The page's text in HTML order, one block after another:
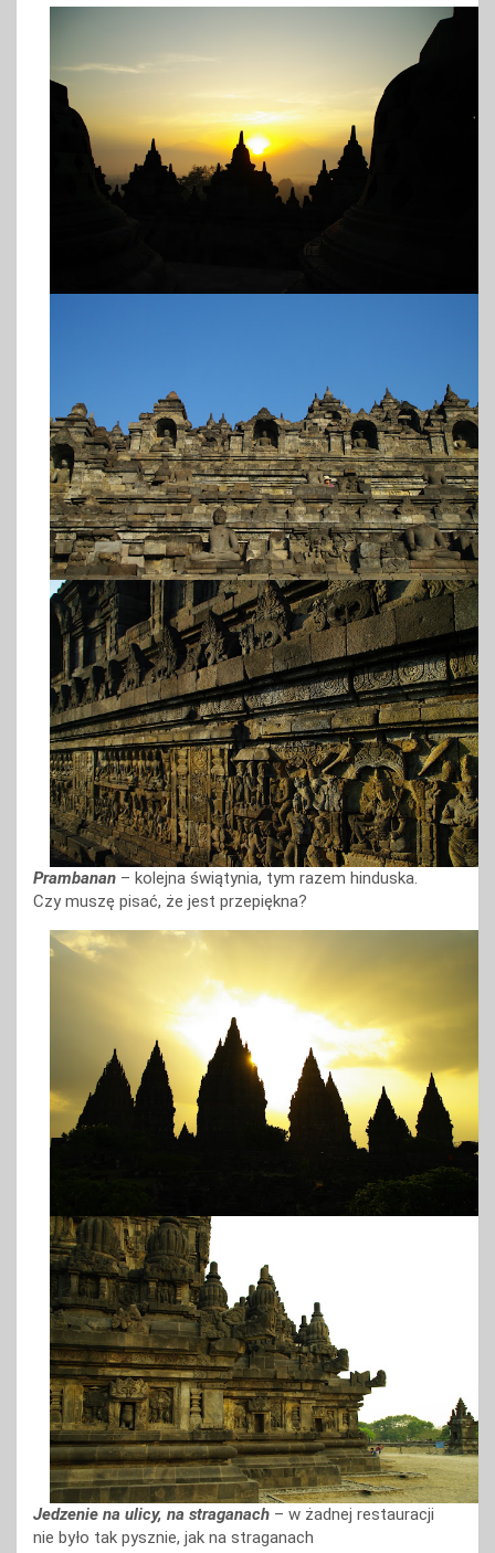
Prambanan – kolejna świątynia, tym razem hinduska.
Czy muszę pisać, że jest przepiękna?
Jedzenie na ulicy, na straganach – w żadnej restauracji
nie było tak pysznie, jak na straganach